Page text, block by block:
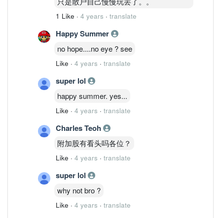
1 Like · 4 years · translate
Happy Summer
no hope....no eye ?️ see
Like · 4 years · translate
super lol
happy summer. yes...
Like · 4 years · translate
Charles Teoh
附加股有看头吗各位？
Like · 4 years · translate
super lol
why not bro ?
Like · 4 years · translate